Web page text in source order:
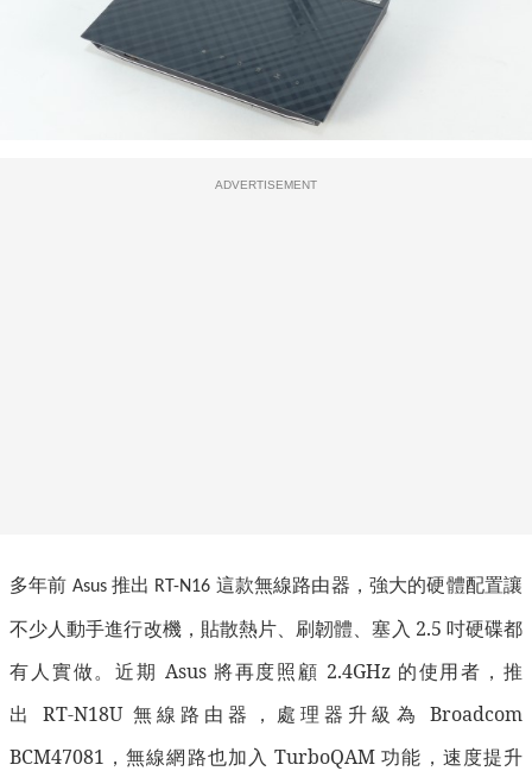
ADVERTISEMENT
多年前 Asus 推出 RT-N16 這款無線路由器，強大的硬體配置讓
不少人動手進行改機，貼散熱片、刷韌體、塞入 2.5 吋硬碟都
有人實做。近期 Asus 將再度照顧 2.4GHz 的使用者，推
出RT-N18U 無線路由器，處理器升級為 Broadcom
BCM47081 ，無線網路也加入TurboQAM功能，速度提升